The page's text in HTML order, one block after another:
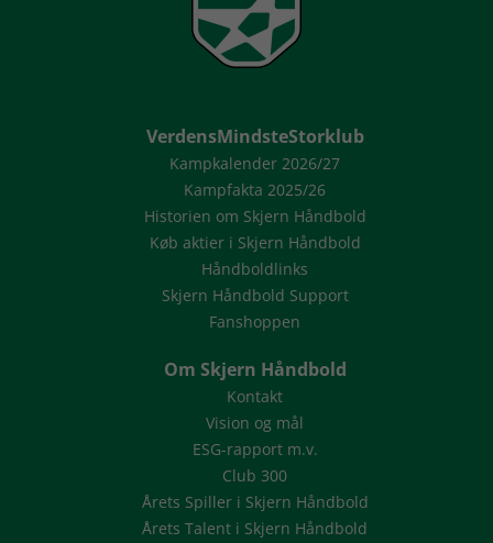
VerdensMindsteStorklub
Kampkalender 2026/27
Kampfakta 2025/26
Historien om Skjern Håndbold
Køb aktier i Skjern Håndbold
Håndboldlinks
Skjern Håndbold Support
Fanshoppen
Om Skjern Håndbold
Kontakt
Vision og mål
ESG-rapport m.v.
Club 300
Årets Spiller i Skjern Håndbold
Årets Talent i Skjern Håndbold